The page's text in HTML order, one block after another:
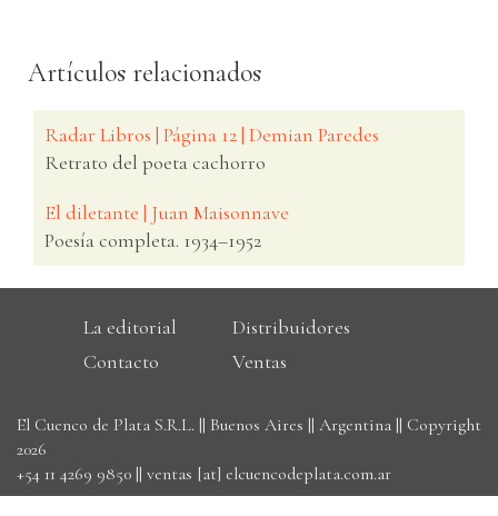
Artículos relacionados
Radar Libros | Página 12 | Demian Paredes
Retrato del poeta cachorro
El diletante | Juan Maisonnave
Poesía completa. 1934–1952
La editorial
Distribuidores
Contacto
Ventas
El Cuenco de Plata S.R.L. || Buenos Aires || Argentina || Copyright
2026
+54 11 4269 9850 || ventas [at] elcuencodeplata.com.ar